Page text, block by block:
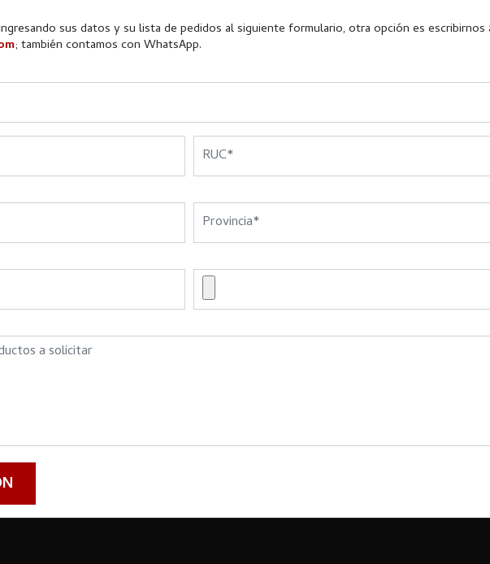
sus datos y su lista de pedidos al siguiente formulario, otra opción es escribirnos
; también contamos con WhatsApp.